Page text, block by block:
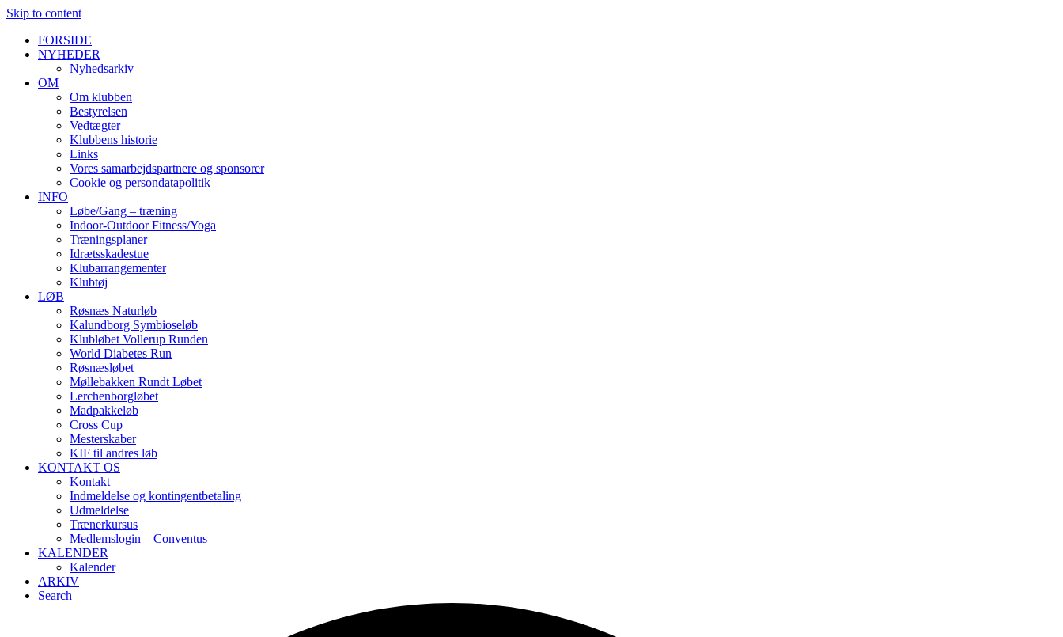
Skip to content
FORSIDE
NYHEDER
Nyhedsarkiv
OM
Om klubben
Bestyrelsen
Vedtægter
Klubbens historie
Links
Vores samarbejdspartnere og sponsorer
Cookie og persondatapolitik
INFO
Løbe/Gang – træning
Indoor-Outdoor Fitness/Yoga
Træningsplaner
Idrætsskadestue
Klubarrangementer
Klubtøj
LØB
Røsnæs Naturløb
Kalundborg Symbioseløb
Klubløbet Vollerup Runden
World Diabetes Run
Røsnæsløbet
Møllebakken Rundt Løbet
Lerchenborgløbet
Madpakkeløb
Cross Cup
Mesterskaber
KIF til andres løb
KONTAKT OS
Kontakt
Indmeldelse og kontingentbetaling
Udmeldelse
Trænerkursus
Medlemslogin – Conventus
KALENDER
Kalender
ARKIV
Search